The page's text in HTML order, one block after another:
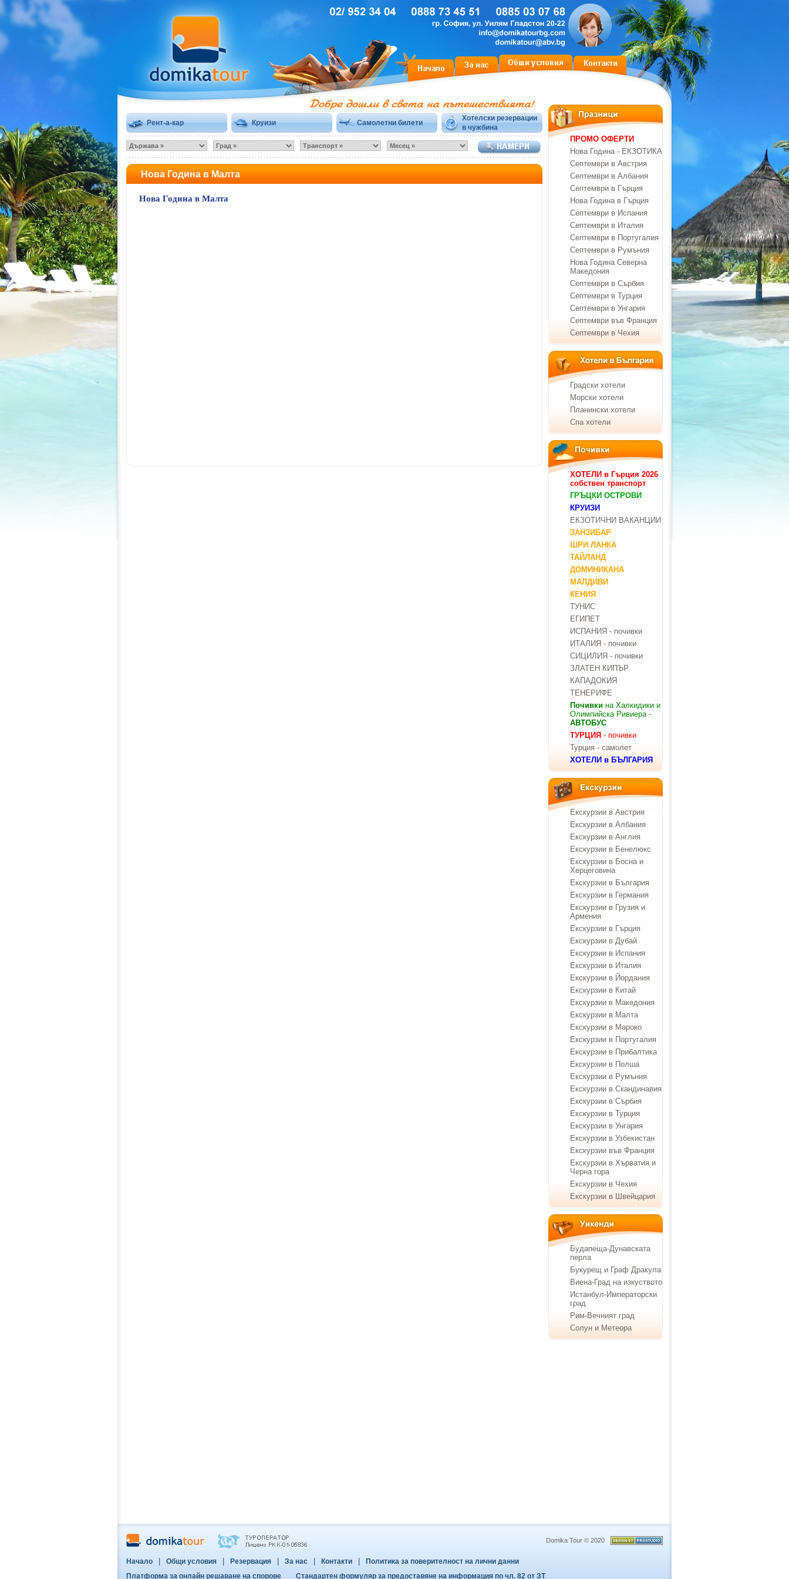
Рент-а-кар Круизи Самолетни билети
Хотелски резервации
в чужбина
Нова Година в Малта
Нова Година в Малта
ПРОМО ОФЕРТИ
Нова Година - ЕКЗОТИКА
Септември в Австрия
Септември в Албания
Септември в Гърция
Нова Година в Гърция
Септември в Испания
Септември в Италия
Септември в Португалия
Септември в Румъния
Нова Година Северна
Македония
Септември в Сърбия
Септември в Турция
Септември в Унгария
Септември във Франция
Септември в Чехия
Градски хотели
Морски хотели
Планински хотели
Спа хотели
ХОТЕЛИ в Гърция 2026
собствен транспорт
ГРЪЦКИ ОСТРОВИ
КРУИЗИ
ЕКЗОТИЧНИ ВАКАНЦИИ
ЗАНЗИБАР
ШРИ ЛАНКА
ТАЙЛАНД
ДОМИНИКАНА
МАЛДИВИ
КЕНИЯ
ТУНИС
ЕГИПЕТ
ИСПАНИЯ - почивки
ИТАЛИЯ - почивки
СИЦИЛИЯ - почивки
ЗЛАТЕН КИПЪР
КАПАДОКИЯ
ТЕНЕРИФЕ
Почивки на Халкидики и
Олимпийска Ривиера -
АВТОБУС
ТУРЦИЯ - почивки
Турция - самолет
ХОТЕЛИ в БЪЛГАРИЯ
Екскурзии в Австрия
Екскурзии в Албания
Екскурзии в Англия
Екскурзии в Бенелюкс
Екскурзии в Босна и
Херцеговина
Екскурзии в България
Екскурзии в Германия
Екскурзии в Грузия и
Армения
Екскурзии в Гърция
Екскурзии в Дубай
Екскурзии в Испания
Екскурзии в Италия
Екскурзии в Йордания
Екскурзии в Китай
Екскурзии в Македония
Екскурзии в Малта
Екскурзии в Мароко
Екскурзии в Португалия
Екскурзии в Прибалтика
Екскурзии в Полша
Екскурзии в Румъния
Екскурзии в Скандинавия
Екскурзии в Сърбия
Екскурзии в Турция
Екскурзии в Унгария
Екскурзии в Узбекистан
Екскурзии във Франция
Екскурзии в Хърватия и
Черна гора
Екскурзии в Чехия
Екскурзии в Швейцария
Будапеща-Дунавската
перла
Букурещ и Граф Дракула
Виена-Град на изкуството
Истанбул-Императорски
град
Рим-Вечният град
Солун и Метеора
Domika Tour © 2020
Начало Общи условия Резервация За нас Контакти
Политика за поверителност на лични данни
Платформа за онлайн решаване на спорове
Стандартен формуляр за предоставяне на информация по чл. 82 от ЗТ